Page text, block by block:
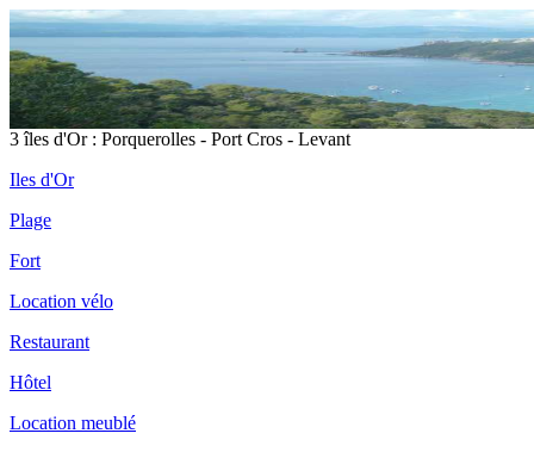
3 îles d'Or : Porquerolles - Port Cros - Levant
Iles d'Or
Plage
Fort
Location vélo
Restaurant
Hôtel
Location meublé